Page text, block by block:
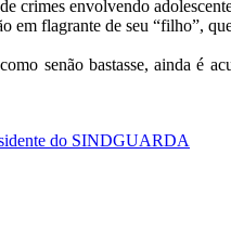
envolvendo
em flagrante de seu “filho”,
senão bastasse, ainda é
do SINDGUARDA